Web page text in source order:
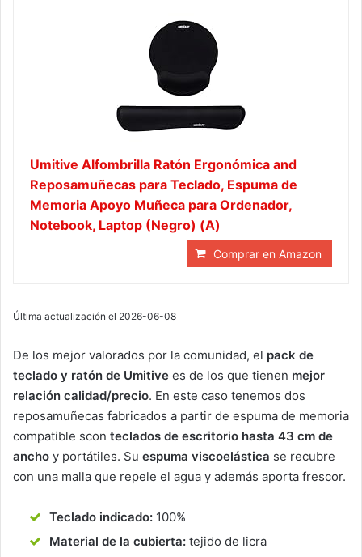
Umitive Alfombrilla Ratón Ergonómica and
Reposamuñecas para Teclado, Espuma de
Memoria Apoyo Muñeca para Ordenador,
Notebook, Laptop (Negro) (A)
Comprar en Amazon
Última actualización el 2026-06-08
De los mejor valorados por la comunidad, el pack de
teclado y ratón de Umitive es de los que tienen mejor
relación calidad/precio. En este caso tenemos dos
reposamuñecas fabricados a partir de espuma de memoria
compatible scon teclados de escritorio hasta 43 cm de
ancho y portátiles. Su espuma viscoelástica se recubre
con una malla que repele el agua y además aporta frescor.
Teclado indicado: 100%
Material de la cubierta: tejido de licra